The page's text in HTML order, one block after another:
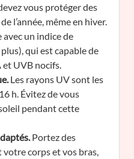
vous protéger des
l’année, même en hiver.
un indice de
qui est capable de
et UVB nocifs.
Les rayons UV sont les
h. Évitez de vous
pendant cette
Portez des
corps et vos bras,